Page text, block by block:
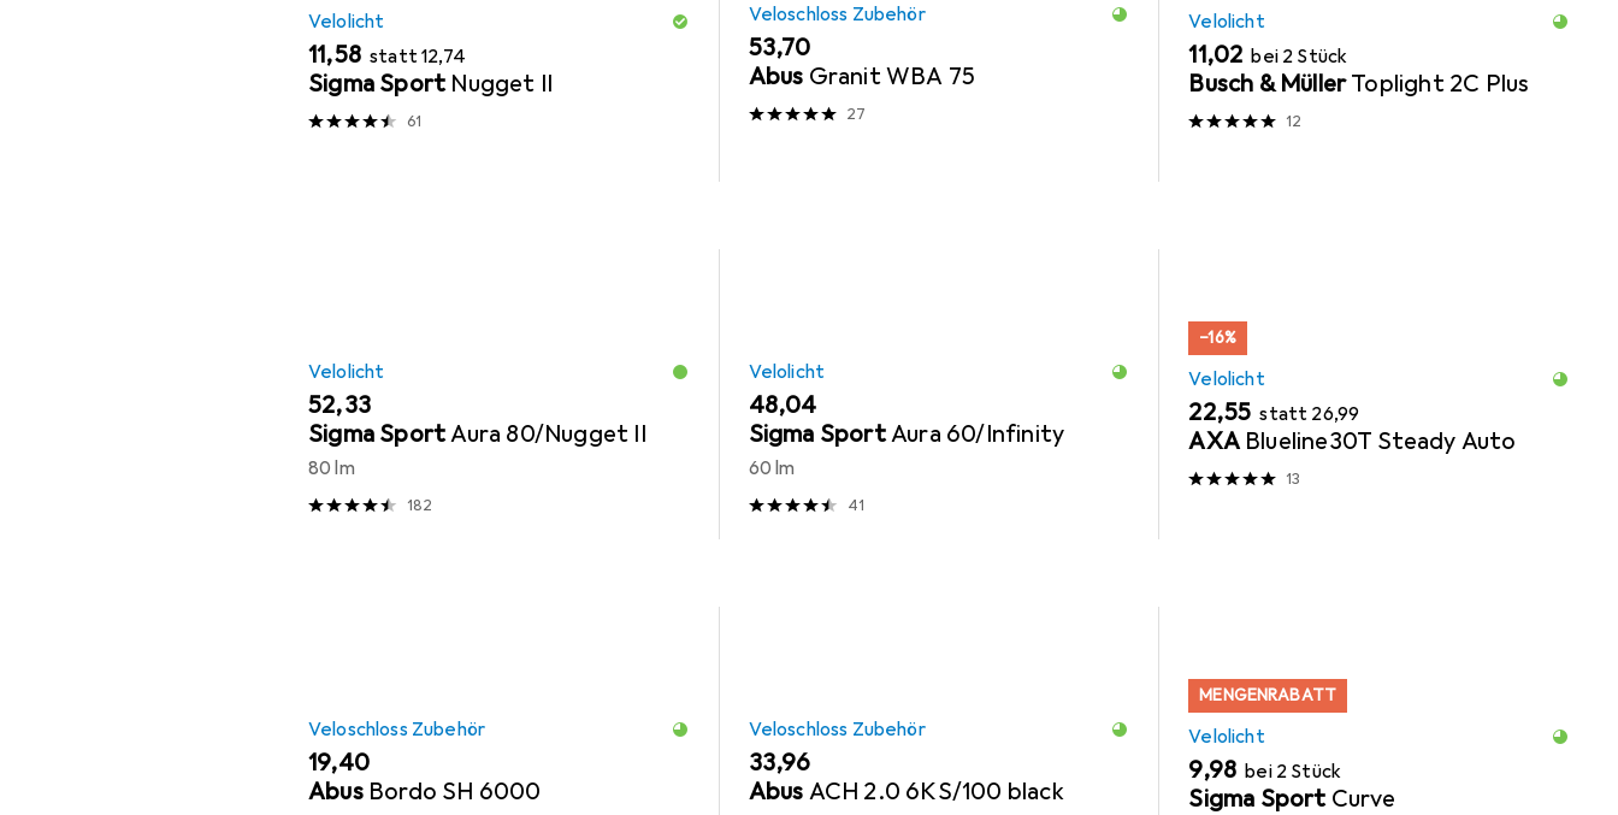
Velolicht
EUR
11,58 stattEUR
12,74
Sigma Sport Nugget II
61
Veloschloss Zubehör
EUR
53,70
Abus Granit WBA 75
27
Velolicht
EUR
11,02 bei 2 Stück
Busch & MüllerToplight 2C Plus
12
Velolicht
EUR
52,33
Sigma SportAura 80/Nugget II
80 lm
182
Velolicht
EUR
48,04
Sigma SportAura 60/Infinity
60 lm
41
−16%
Velolicht
EUR
22,55 statt EUR
26,99
AXA Blueline30T Steady Auto
13
Veloschloss Zubehör
EUR
19,40
Abus Bordo SH 6000
Veloschloss Zubehör
EUR
33,96
Abus ACH 2.0 6KS/100 black
MENGENRABATT
Velolicht
EUR
9,98 bei 2 Stück
Sigma Sport Curve